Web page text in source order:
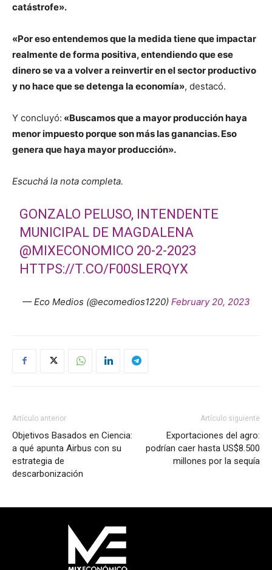
catástrofe».
«Por eso entendemos que la medida tiene que impactar
realmente de forma positiva, entendiendo que ese
dinero se va a volver a reinvertir en el sector productivo
y no hace que se detenga la economía», destacó.
Y concluyó: «Buscamos que a mayor producción haya
menor impuesto porque son más las ganancias. Eso
genera que haya mayor producción».
Escuchá la nota completa.
GONZALO PELUSO, INTENDENTE
MUNICIPAL DE MAGDALENA
@MIXECONOMICO 20-2-2023
HTTPS://T.CO/F00SLERQYX
— Eco Medios (@ecomedios1220) February 20, 2023
Artículo anterior
Objetivos Basados en Ciencia:
a qué apunta Airbus con su
estrategia de
descarbonización
Artículo siguiente
Exportaciones del agro:
podrían caer hasta US$8.500
millones por la sequía